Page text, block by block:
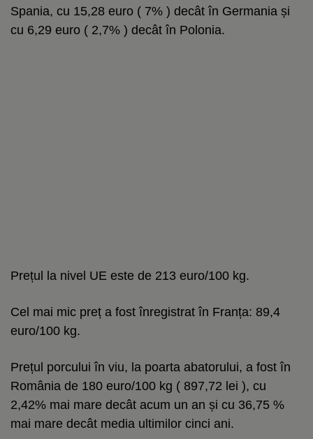
Spania, cu 15,28 euro ( 7% ) decât în Germania și
cu 6,29 euro ( 2,7% ) decât în Polonia.
Prețul la nivel UE este de 213 euro/100 kg.
Cel mai mic preț a fost înregistrat în Franța: 89,4
euro/100 kg.
Prețul porcului în viu, la poarta abatorului, a fost în
România de 180 euro/100 kg ( 897,72 lei ), cu
2,42% mai mare decât acum un an și cu 36,75 %
mai mare decât media ultimilor cinci ani.